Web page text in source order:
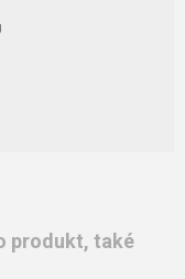
produkt, také